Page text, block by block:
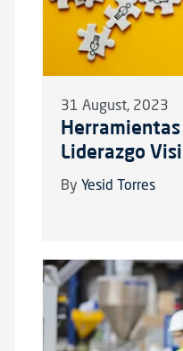
31 August, 2023
Liderazgo
By Yesid Torres